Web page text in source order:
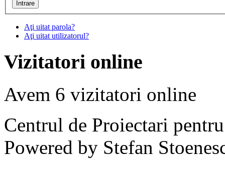
Aţi uitat parola?
Aţi uitat utilizatorul?
Vizitatori online
Avem 6 vizitatori online
Centrul de Proiectari
Powered by Stefan